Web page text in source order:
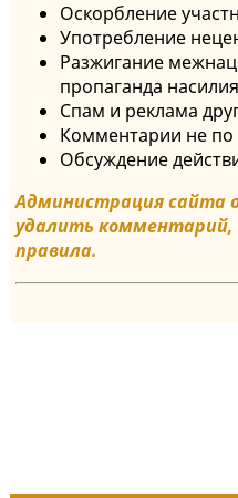
Оскорбление
Употребление
Разжигание
пропаганда насилия
Спам и реклама
Комментарии не по
Обсуждение
Администрация сайта
удалить
правила.